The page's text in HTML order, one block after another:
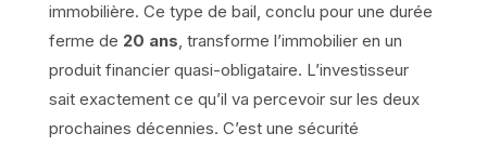
immobilière. Ce type de bail, conclu pour une durée
ferme de 20 ans, transforme l’immobilier en un
produit financier quasi-obligataire. L’investisseur
sait exactement ce qu’il va percevoir sur les deux
prochaines décennies. C’est une sécurité